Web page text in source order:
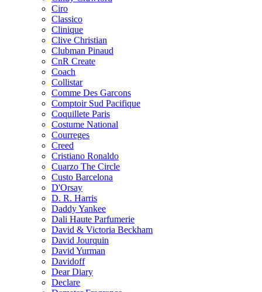
Ciro
Classico
Clinique
Clive Christian
Clubman Pinaud
CnR Create
Coach
Collistar
Comme Des Garcons
Comptoir Sud Pacifique
Coquillete Paris
Costume National
Courreges
Creed
Cristiano Ronaldo
Cuarzo The Circle
Custo Barcelona
D'Orsay
D. R. Harris
Daddy Yankee
Dali Haute Parfumerie
David & Victoria Beckham
David Jourquin
David Yurman
Davidoff
Dear Diary
Declare